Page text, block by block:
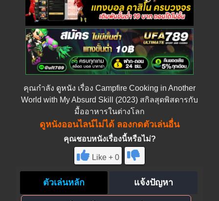
คุณกำลัง ดูหนัง เรื่อง Campfire Cooking in Another
World with My Absurd Skill (2023) สกิลสุดพิสดารกับ
มื้ออาหารในต่างโลก
ดูหนังออนไลน์ไม่ได้ ลองกดตัวเล่นอื่น
คุณชอบหนังเรื่องนี้หรือไม่?
Like + 0
ตัวเล่นหลัก แจ้งปัญหา